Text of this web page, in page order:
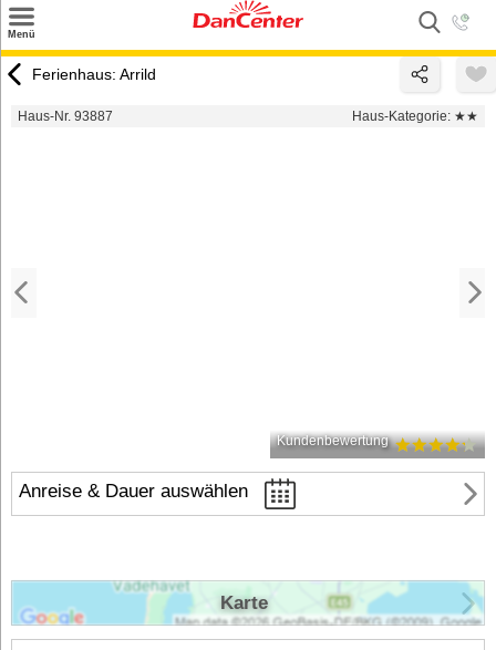
Menü
Urlaubsziele
Ferienhaus: Arrild
Haus-Nr. 93887 Haus-Kategorie: ★★
Kundenbewertung
Anreise & Dauer auswählen
Karte